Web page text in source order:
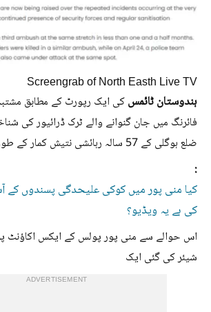
Screengrab of North Easth Live TV
ہندوستان ٹائمسکی ایک رپورٹ کے مطابق
فائرنگ میں جان گنوانے والے ٹرک ڈرائیور کی
ضلع ہوگلی کے 57 سالہ رہائشی نتیش کمار کے طور پر کی گئی ہے۔
:
کیا منی پور میں کوکی علیحدگی پسندوں کے
کی ہے یہ ویڈیو؟
شیئر کی گئی ایک
ADVERTISEMENT